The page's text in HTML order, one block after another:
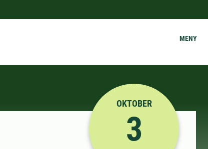
MENY
2026-10-03 10:00:00
OKTOBER
3